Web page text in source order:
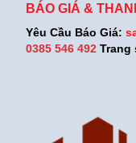
BÁO GIÁ &
Yêu Cầu Báo Giá:
0385 546 492Trang